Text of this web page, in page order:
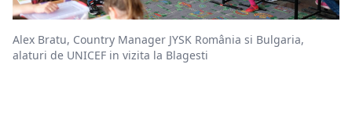
Alex Bratu, Country Manager JYSK România si Bulgaria,
alaturi de UNICEF in vizita la Blagesti